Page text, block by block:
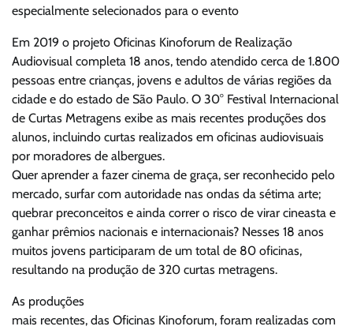
especialmente selecionados para o evento
Em 2019 o projeto Oficinas Kinoforum de Realização
Audiovisual completa 18 anos, tendo atendido cerca de 1.800
pessoas entre crianças, jovens e adultos de várias regiões da
cidade e do estado de São Paulo. O 30° Festival Internacional
de Curtas Metragens exibe as mais recentes produções dos
alunos, incluindo curtas realizados em oficinas audiovisuais
por moradores de albergues.
Quer aprender a fazer cinema de graça, ser reconhecido pelo
mercado, surfar com autoridade nas ondas da sétima arte;
quebrar preconceitos e ainda correr o risco de virar cineasta e
ganhar prêmios nacionais e internacionais? Nesses 18 anos
muitos jovens participaram de um total de 80 oficinas,
resultando na produção de 320 curtas metragens.
As produções
mais recentes, das Oficinas Kinoforum, foram realizadas com